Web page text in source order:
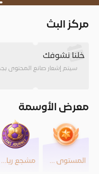
مركز البث
خلنا نشوفك
سيتم إشعار صانع المحتوى
معرض الأوسمة
المستوى 25 مشجع رياضي